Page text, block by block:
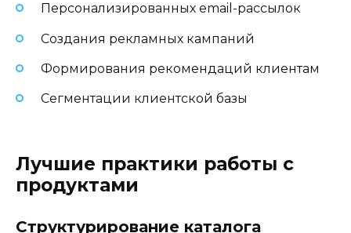
Персонализированных email-рассылок
Создания рекламных кампаний
Формирования рекомендаций клиентам
Сегментации клиентской базы
Лучшие практики работы с
продуктами
Структурирование каталога